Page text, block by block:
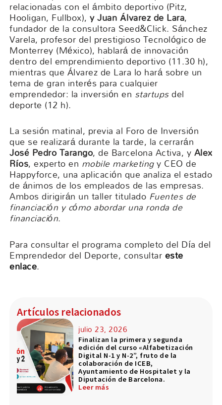
relacionadas con el ámbito deportivo (Pitz,
Hooligan, Fullbox),y Juan Álvarez de Lara,
fundador de la consultora Seed&Click. Sánchez
Varela, profesor del prestigioso Tecnológico de
Monterrey (México), hablará de innovación
dentro del emprendimiento deportivo (11.30 h),
mientras que Álvarez de Lara lo hará sobre un
tema de gran interés para cualquier
emprendedor: la inversión en startupsdel
deporte (12 h).
La sesión matinal, previa al Foro de Inversión
que se realizará durante la tarde, la cerrarán
José Pedro Tarango, de Barcelona Activa, yAlex
Ríos, experto en mobile marketingy CEO de
Happyforce, una aplicación que analiza el estado
de ánimos de los empleados de las empresas.
Ambos dirigirán un taller titulado Fuentes de
financiación y cómo abordar una ronda de
financiación.
Para consultar el programa completo del Día del
Emprendedor del Deporte, consultareste
enlace.
Artículos relacionados
julio 23, 2026
Finalizan la primera y segunda
edición del curso «Alfabetización
Digital N-1 y N-2”, fruto de la
colaboración de ICEB,
Ayuntamiento de Hospitalet y la
Diputación de Barcelona.
Leer más